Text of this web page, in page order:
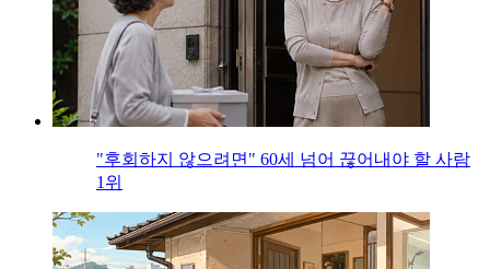
"후회하지 않으려면" 60세 넘어 끊어내야 할 사람
1위